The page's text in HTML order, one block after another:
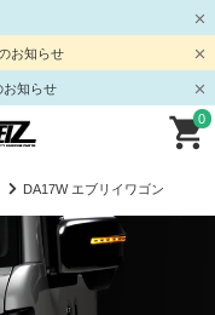
お知らせ
お知らせ
0
DA17W エブリイワゴン